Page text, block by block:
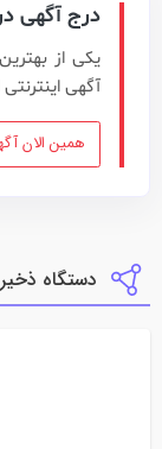
درج آگهی در
یکی از
آگهی
همین الان
دستگاه